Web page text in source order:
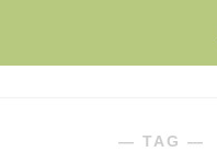
― TAG ―